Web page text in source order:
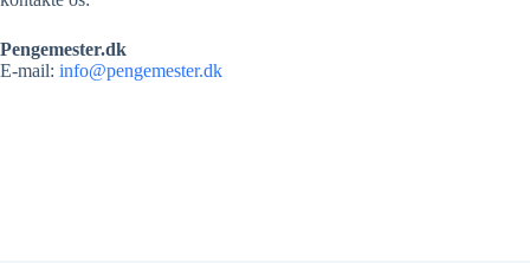
Pengemester.dk
E-mail: info@pengemester.dk